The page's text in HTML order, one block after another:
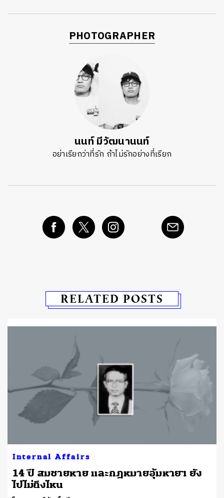
PHOTOGRAPHER
นนท์ มีวัฒนานนท์
อย่าเรียกว่าที่รัก ถ้าไม่รักอย่างที่เรียก
RELATED POSTS
Internal Affairs
14 ปี สมชายหาย และกฎหมายอุ้มหายฯ ยัง
ไปไม่ถึงไหน